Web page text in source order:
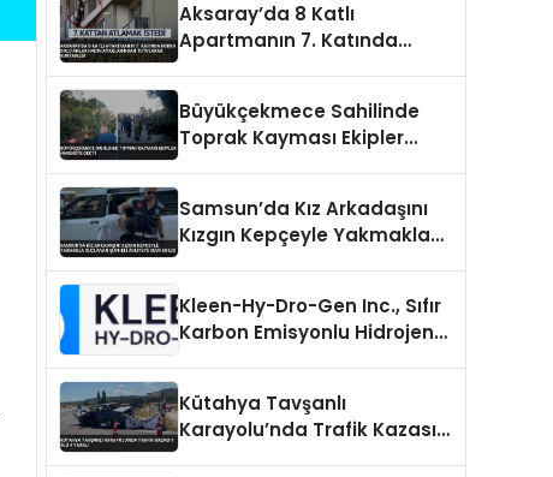
Aksaray’da 8 Katlı
Apartmanın 7. Katında
Kurtarıldı
Büyükçekmece Sahilinde
Toprak Kayması Ekipler
Samsun’da Kız Arkadaşını
Kızgın Kepçeyle Yakmakla
Kleen-Hy-Dro-Gen Inc., Sıfır
Karbon Emisyonlu Hidrojen
Aldı
Kütahya Tavşanlı
Karayolu’nda Trafik Kazası 1